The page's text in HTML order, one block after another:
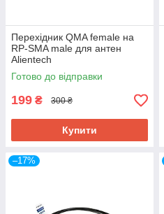
Перехідник QMA female на
RP-SMA male для антен
Alientech
Готово до відправки
199 ₴ 300 ₴
Купити
–17%